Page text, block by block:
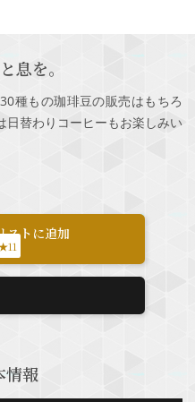
息を。
種もの珈琲豆の販売はもちろ
日替わりコーヒーもお楽しみい
ストに追加
情報